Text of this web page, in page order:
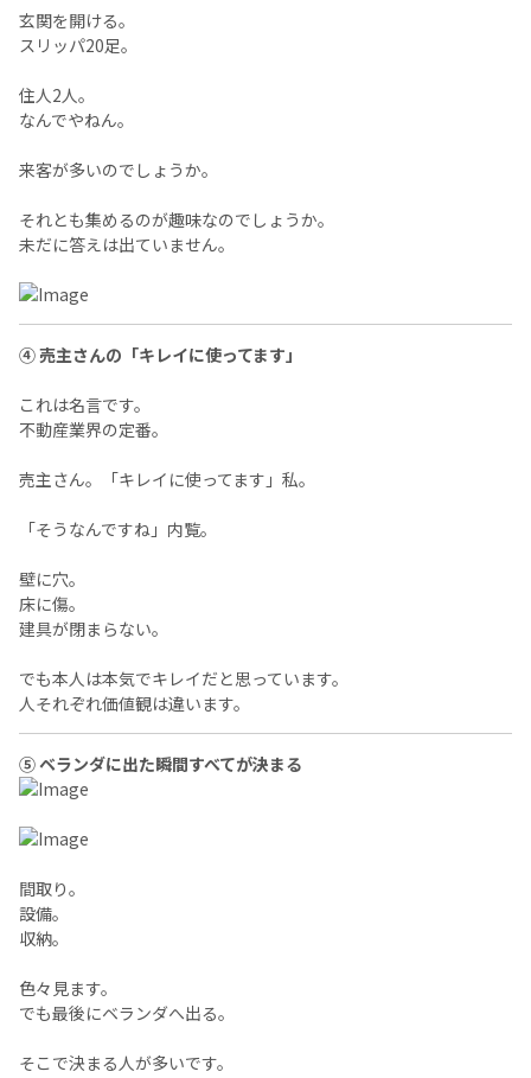
玄関を開ける。
スリッパ20足。
住人2人。
なんでやねん。
来客が多いのでしょうか。
それとも集めるのが趣味なのでしょうか。
未だに答えは出ていません。
④ 売主さんの「キレイに使ってます」
これは名言です。
不動産業界の定番。
売主さん。「キレイに使ってます」私。
「そうなんですね」内覧。
壁に穴。
床に傷。
建具が閉まらない。
でも本人は本気でキレイだと思っています。
人それぞれ価値観は違います。
⑤ ベランダに出た瞬間すべてが決まる
間取り。
設備。
収納。
色々見ます。
でも最後にベランダへ出る。
そこで決まる人が多いです。